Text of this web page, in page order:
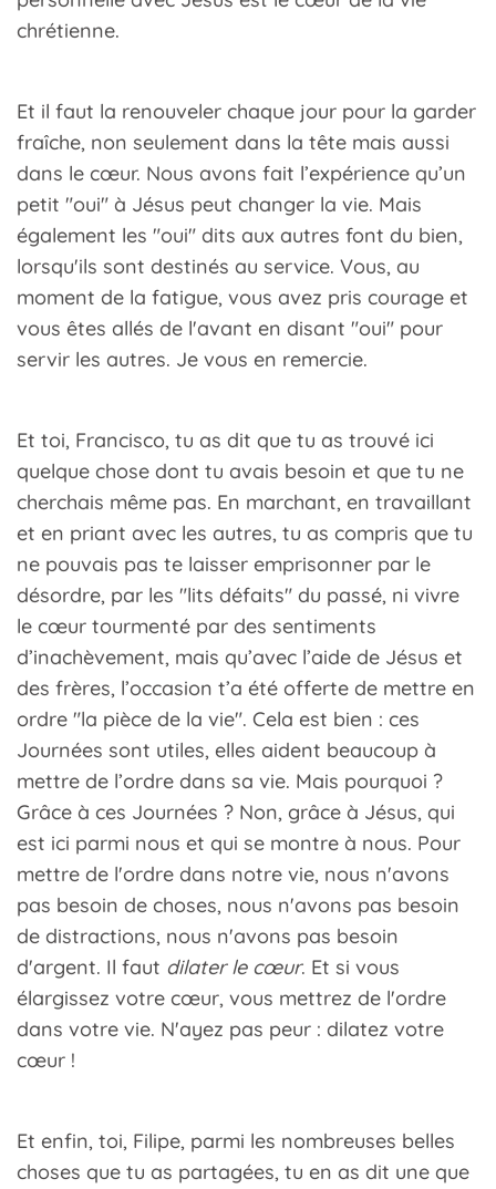
chrétienne.
Et il faut la renouveler chaque jour pour la garder
fraîche, non seulement dans la tête mais aussi
dans le cœur. Nous avons fait l’expérience qu’un
petit "oui" à Jésus peut changer la vie. Mais
également les "oui" dits aux autres font du bien,
lorsqu'ils sont destinés au service. Vous, au
moment de la fatigue, vous avez pris courage et
vous êtes allés de l'avant en disant "oui" pour
servir les autres. Je vous en remercie.
Et toi, Francisco, tu as dit que tu as trouvé ici
quelque chose dont tu avais besoin et que tu ne
cherchais même pas. En marchant, en travaillant
et en priant avec les autres, tu as compris que tu
ne pouvais pas te laisser emprisonner par le
désordre, par les "lits défaits" du passé, ni vivre
le cœur tourmenté par des sentiments
d’inachèvement, mais qu’avec l’aide de Jésus et
des frères, l’occasion t’a été offerte de mettre en
ordre "la pièce de la vie". Cela est bien : ces
Journées sont utiles, elles aident beaucoup à
mettre de l’ordre dans sa vie. Mais pourquoi ?
Grâce à ces Journées ? Non, grâce à Jésus, qui
est ici parmi nous et qui se montre à nous. Pour
mettre de l'ordre dans notre vie, nous n'avons
pas besoin de choses, nous n'avons pas besoin
de distractions, nous n'avons pas besoin
d'argent. Il faut dilater le cœur. Et si vous
élargissez votre cœur, vous mettrez de l'ordre
dans votre vie. N'ayez pas peur : dilatez votre
cœur !
Et enfin, toi, Filipe, parmi les nombreuses belles
choses que tu as partagées, tu en as dit une que